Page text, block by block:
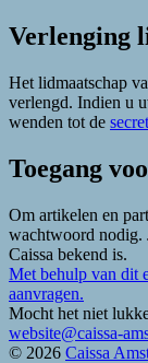
Verlenging
Het lidmaatschap
verlengd. Indien u
wenden tot de
Toegang
Om artikelen en
wachtwoord nodig.
Caissa bekend is.
Met behulp van dit
aanvragen.
Mocht het niet
website@caissa-
© 2026 Caissa